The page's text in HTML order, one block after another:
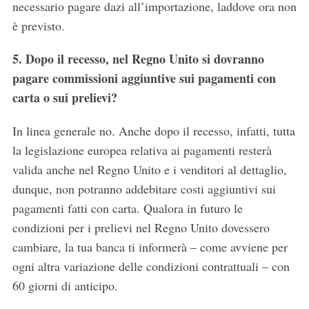
necessario pagare dazi all’importazione, laddove ora non
è previsto.
5. Dopo il recesso, nel Regno Unito si dovranno
pagare commissioni aggiuntive sui pagamenti con
carta o sui prelievi?
In linea generale no. Anche dopo il recesso, infatti, tutta
la legislazione europea relativa ai pagamenti resterà
valida anche nel Regno Unito e i venditori al dettaglio,
dunque, non potranno addebitare costi aggiuntivi sui
pagamenti fatti con carta. Qualora in futuro le
condizioni per i prelievi nel Regno Unito dovessero
cambiare, la tua banca ti informerà – come avviene per
ogni altra variazione delle condizioni contrattuali – con
60 giorni di anticipo.